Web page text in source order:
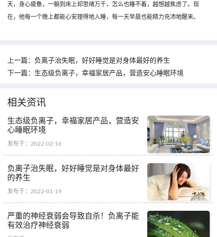
天，身心疲惫，一躺到床上却思绪万千，怎么也睡不着，越想越焦虑了。现
在，他每一个晚上都能心安理得地入睡，每一天早晨也能精力充沛地醒来。
上一篇： 负离子治失眠，好好睡觉是对身体最好的养生
下一篇： 生态级负离子，幸福家居产品，营造安心睡眠环境
相关资讯
生态级负离子，幸福家居产品，营造安
心睡眠环境
发布于：2022-02-16
负离子治失眠，好好睡觉是对身体最好
的养生
发布于：2022-01-19
严重的神经衰弱会导致自杀！负离子能
有效治疗神经衰弱